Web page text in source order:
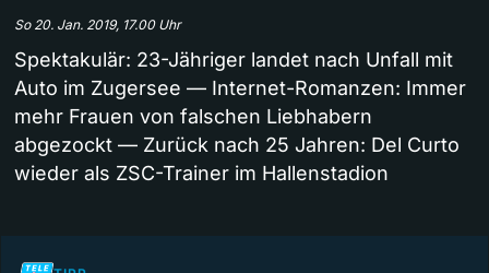
So 20. Jan. 2019, 17.00 Uhr
Spektakulär: 23-Jähriger landet nach Unfall mit
Auto im Zugersee — Internet-Romanzen: Immer
mehr Frauen von falschen Liebhabern
abgezockt — Zurück nach 25 Jahren: Del Curto
wieder als ZSC-Trainer im Hallenstadion